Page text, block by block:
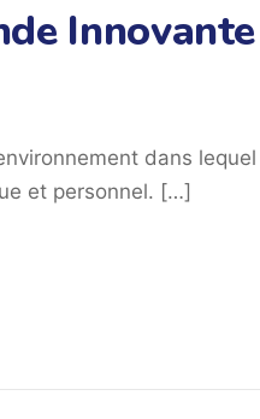
dans
et personnel. […]